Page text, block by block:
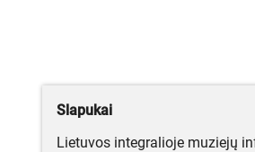
Slapukai
Lietuvos integralioje muziejų